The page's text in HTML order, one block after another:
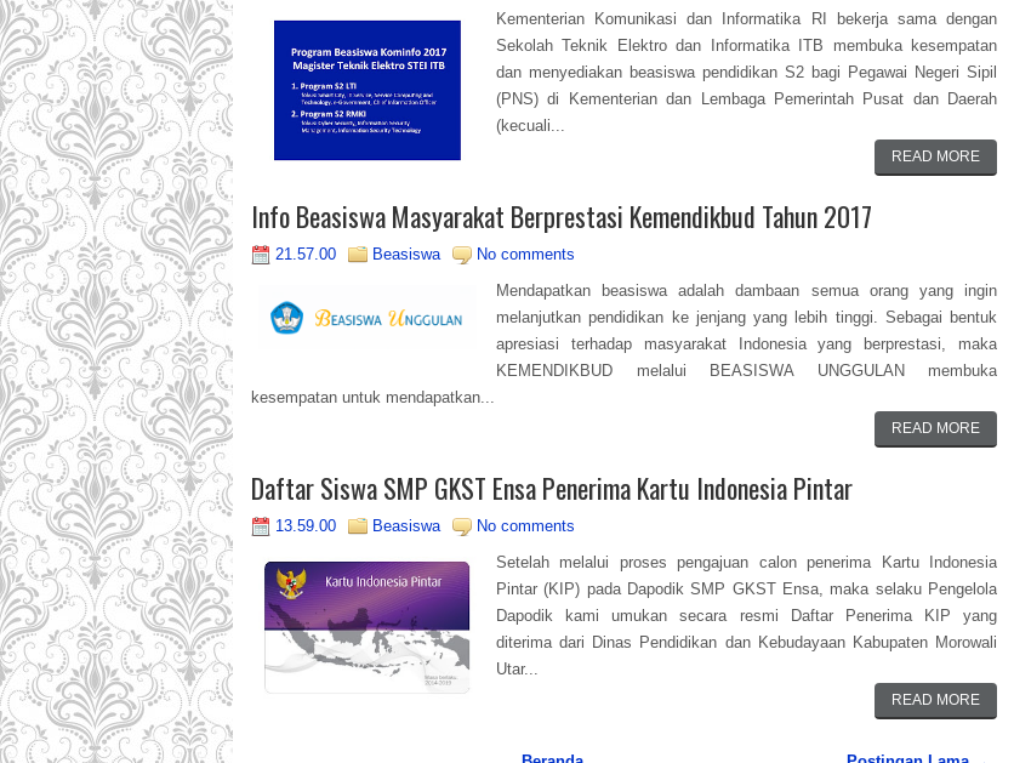
Kementerian Komunikasi dan Informatika RI bekerja sama dengan
Sekolah Teknik Elektro dan Informatika ITB membuka kesempatan
dan menyediakan beasiswa pendidikan S2 bagi Pegawai Negeri Sipil
(PNS) di Kementerian dan Lembaga Pemerintah Pusat dan Daerah
(kecuali...
READ MORE
Info Beasiswa Masyarakat Berprestasi Kemendikbud Tahun 2017
21.57.00 Beasiswa
No comments
Mendapatkan beasiswa adalah dambaan semua orang yang ingin
melanjutkan pendidikan ke jenjang yang lebih tinggi. Sebagai bentuk
apresiasi terhadap masyarakat Indonesia yang berprestasi, maka
KEMENDIKBUD melalui BEASISWA UNGGULAN membuka
kesempatan untuk mendapatkan...
READ MORE
Daftar Siswa SMP GKST Ensa Penerima Kartu Indonesia Pintar
13.59.00 Beasiswa
No comments
Setelah melalui proses pengajuan calon penerima Kartu Indonesia
Pintar (KIP) pada Dapodik SMP GKST Ensa, maka selaku Pengelola
Dapodik kami umukan secara resmi Daftar Penerima KIP yang
diterima dari Dinas Pendidikan dan Kebudayaan Kabupaten Morowali
Utar...
READ MORE